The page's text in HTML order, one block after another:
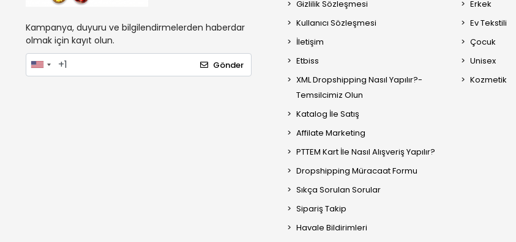
Kampanya, duyuru ve bilgilendirmelerden haberdar
olmak için kayıt olun.
Gönder
Gizlilik Sözleşmesi
Kullanıcı Sözleşmesi
İletişim
Etbiss
XML Dropshipping Nasıl Yapılır?-
Temsilcimiz Olun
Katalog İle Satış
Affilate Marketing
PTTEM Kart İle Nasıl Alışveriş Yapılır?
Dropshipping Müracaat Formu
Sıkça Sorulan Sorular
Sipariş Takip
Havale Bildirimleri
Erkek
Ev Tekstili
Çocuk
Unisex
Kozmetik